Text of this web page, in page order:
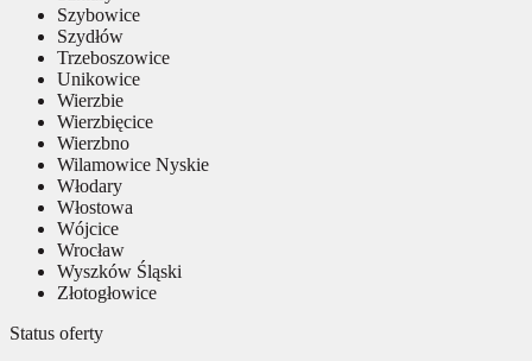
Szybowice
Szydłów
Trzeboszowice
Unikowice
Wierzbie
Wierzbięcice
Wierzbno
Wilamowice Nyskie
Włodary
Włostowa
Wójcice
Wrocław
Wyszków Śląski
Złotogłowice
Status oferty